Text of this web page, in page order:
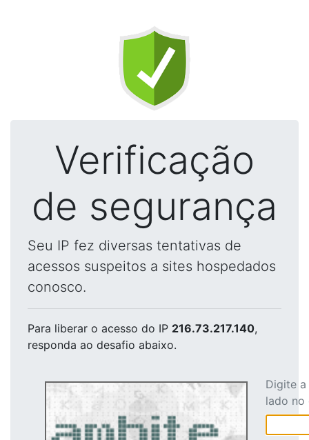
Verificação
de segurança
Seu IP fez diversas tentativas de
acessos suspeitos a sites hospedados
conosco.
Para liberar o acesso do IP 216.73.217.140,
responda ao desafio abaixo.
Digite
lado no